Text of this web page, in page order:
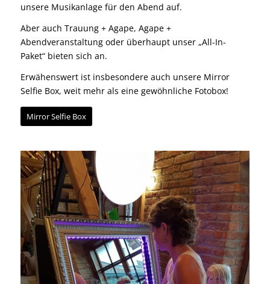
unsere Musikanlage für den Abend auf.
Aber auch Trauung + Agape, Agape +
Abendveranstaltung oder überhaupt unser „All-In-
Paket“ bieten sich an.
Erwähenswert ist insbesondere auch unsere Mirror
Selfie Box, weit mehr als eine gewöhnliche Fotobox!
Mirror Selfie Box